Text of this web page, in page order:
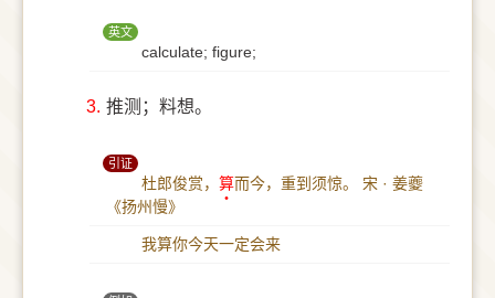
英文
calculate; figure;
3. 推测；料想。
引证
杜郎俊赏， 算而今，重到须惊。 宋 · 姜夔
《扬州慢》
我算你今天一定会来